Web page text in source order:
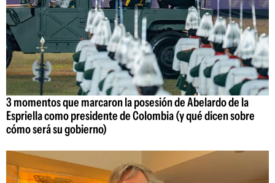
3 momentos que marcaron la posesión de Abelardo de la
Espriella como presidente de Colombia (y qué dicen sobre
cómo será su gobierno)